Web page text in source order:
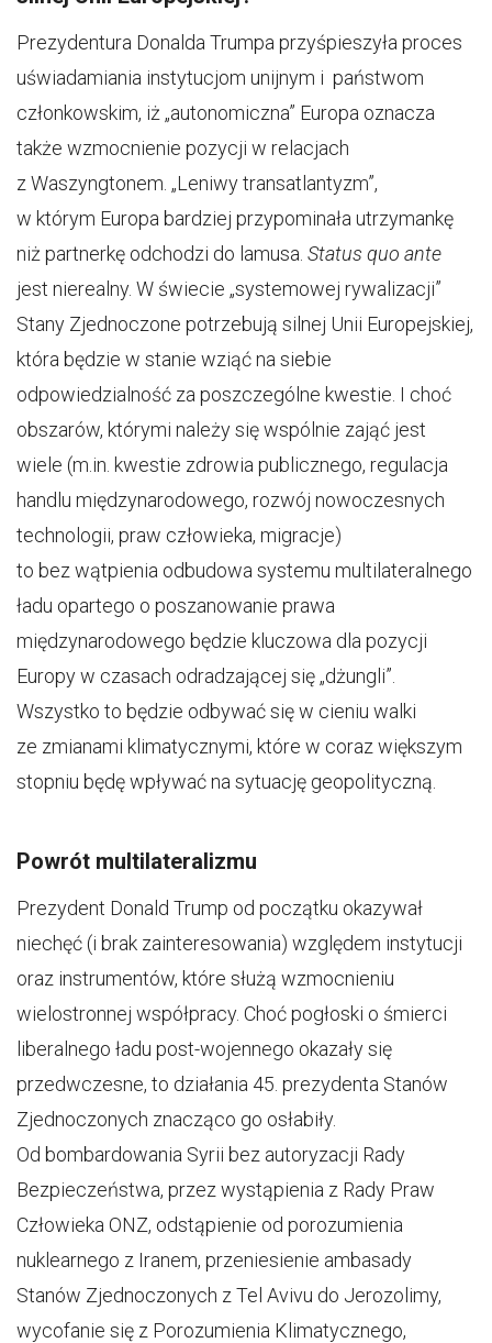
Prezydentura Donalda Trumpa przyśpieszyła proces
uświadamiania instytucjom unijnym i państwom
członkowskim, iż „autonomiczna” Europa oznacza
także wzmocnienie pozycji w relacjach
z Waszyngtonem. „Leniwy transatlantyzm”,
w którym Europa bardziej przypominała utrzymankę
niż partnerkę odchodzi do lamusa. Status quo ante
jest nierealny. W świecie „systemowej rywalizacji”
Stany Zjednoczone potrzebują silnej Unii Europejskiej,
która będzie w stanie wziąć na siebie
odpowiedzialność za poszczególne kwestie. I choć
obszarów, którymi należy się wspólnie zająć jest
wiele (m.in. kwestie zdrowia publicznego, regulacja
handlu międzynarodowego, rozwój nowoczesnych
technologii, praw człowieka, migracje)
to bez wątpienia odbudowa systemu multilateralnego
ładu opartego o poszanowanie prawa
międzynarodowego będzie kluczowa dla pozycji
Europy w czasach odradzającej się „dżungli”.
Wszystko to będzie odbywać się w cieniu walki
ze zmianami klimatycznymi, które w coraz większym
stopniu będę wpływać na sytuację geopolityczną.
Powrót multilateralizmu
Prezydent Donald Trump od początku okazywał
niechęć (i brak zainteresowania) względem instytucji
oraz instrumentów, które służą wzmocnieniu
wielostronnej współpracy. Choć pogłoski o śmierci
liberalnego ładu post-wojennego okazały się
przedwczesne, to działania 45. prezydenta Stanów
Zjednoczonych znacząco go osłabiły.
Od bombardowania Syrii bez autoryzacji Rady
Bezpieczeństwa, przez wystąpienia z Rady Praw
Człowieka ONZ, odstąpienie od porozumienia
nuklearnego z Iranem, przeniesienie ambasady
Stanów Zjednoczonych z Tel Avivu do Jerozolimy,
wycofanie się z Porozumienia Klimatycznego,